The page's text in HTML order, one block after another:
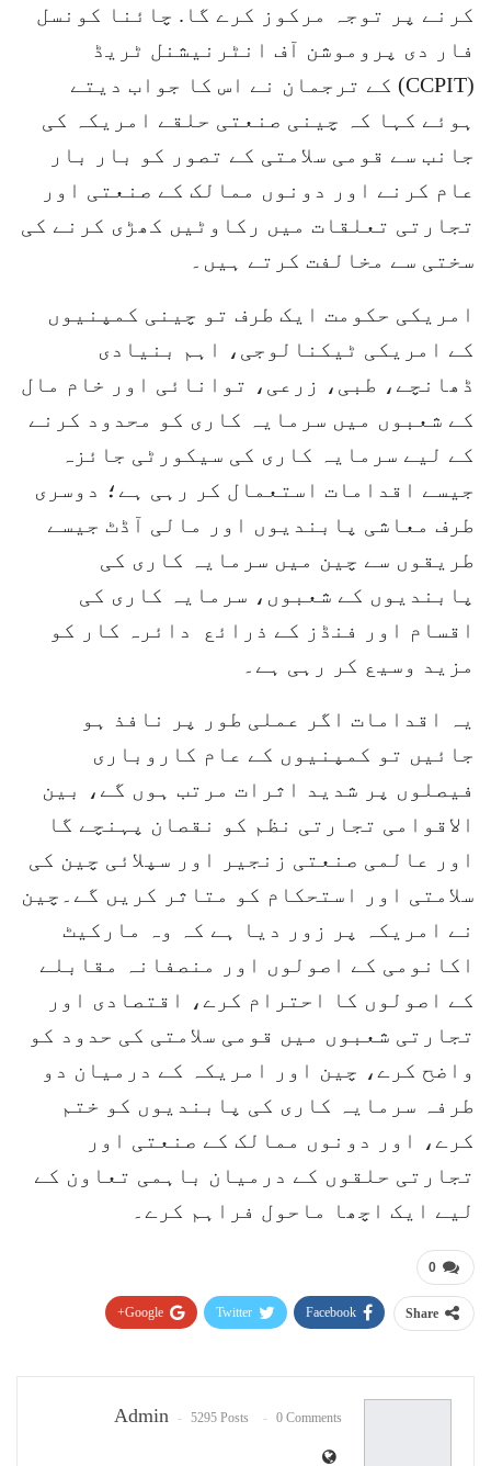
کرنے پر توجہ مرکوز کرے گا. چائنا کونسل
فار دی پروموشن آف انٹرنیشنل ٹریڈ
(CCPIT) کے ترجمان نے اس کا جواب دیتے
ہوئے کہا کہ چینی صنعتی حلقے امریکہ کی
جانب سے قومی سلامتی کے تصور کو بار بار
عام کرنے اور دونوں ممالک کے صنعتی اور
تجارتی تعلقات میں رکاوٹیں کھڑی کرنے کی
سختی سے مخالفت کرتے ہیں۔
امریکی حکومت ایک طرف تو چینی کمپنیوں
کے امریکی ٹیکنالوجی، اہم بنیادی
ڈھانچے، طبی، زرعی، توانائی اور خام مال
کے شعبوں میں سرمایہ کاری کو محدود کرنے
کے لیے سرمایہ کاری کی سیکورٹی جائزہ
جیسے اقدامات استعمال کر رہی ہے؛ دوسری
طرف معاشی پابندیوں اور مالی آڈٹ جیسے
طریقوں سے چین میں سرمایہ کاری کی
پابندیوں کے شعبوں، سرمایہ کاری کی
اقسام اور فنڈز کے ذرائع دائرہ کار کو
مزید وسیع کر رہی ہے۔
یہ اقدامات اگر عملی طور پر نافذ ہو
جائیں تو کمپنیوں کے عام کاروباری
فیصلوں پر شدید اثرات مرتب ہوں گے، بین
الاقوامی تجارتی نظم کو نقصان پہنچے گا
اور عالمی صنعتی زنجیر اور سپلائی چین کی
سلامتی اور استحکام کو متاثر کریں گے۔چین
نے امریکہ پر زور دیا ہے کہ وہ مارکیٹ
اکانومی کے اصولوں اور منصفانہ مقابلے
کے اصولوں کا احترام کرے، اقتصادی اور
تجارتی شعبوں میں قومی سلامتی کی حدود کو
واضح کرے، چین اور امریکہ کے درمیان دو
طرفہ سرمایہ کاری کی پابندیوں کو ختم
کرے، اور دونوں ممالک کے صنعتی اور
تجارتی حلقوں کے درمیان باہمی تعاون کے
لیے ایک اچھا ماحول فراہم کرے۔
0
Share
Facebook
Twitter
Google+
Admin 5295 Posts 0 Comments